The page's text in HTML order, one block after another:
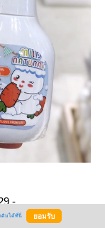
ติมได้ที่นี่